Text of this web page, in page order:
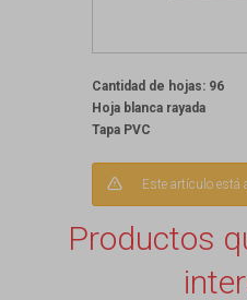
Cantidad de hojas: 96
Hoja blanca rayada
Tapa PVC
Este artículo está
Productos